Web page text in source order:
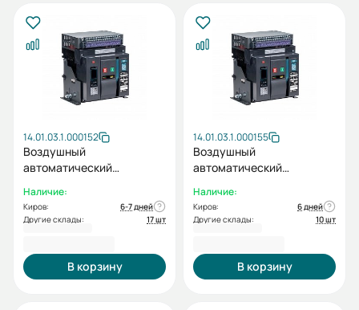
14.01.03.1.000152
Воздушный
автоматический
3F M2C2S2 2X 1000A
Наличие:
Киров:
6-7 дней
Другие склады:
17 шт
В корзину
14.01.03.1.000155
Воздушный
автоматический
3F M2C2S2 2X 1250A
Наличие:
Киров:
6 дней
Другие склады:
10 шт
В корзину